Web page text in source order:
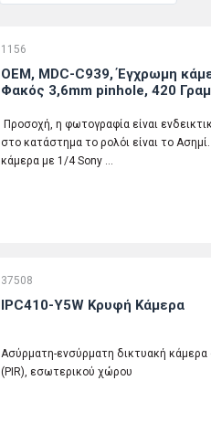
1156
ΟΕΜ, MDC-C939, Έγχρωμη
Φακός 3,6mm pinhole, 420
Προσοχή, η φωτογραφία είναι
στο κατάστημα το ρολόι είναι το
κάμερα με 1/4 Sony …
37508
IPC410-Y5W Κρυφή Κάμερα
Ασύρματη-ενσύρματη δικτυακή κάμερα
(PIR), εσωτερικού χώρου